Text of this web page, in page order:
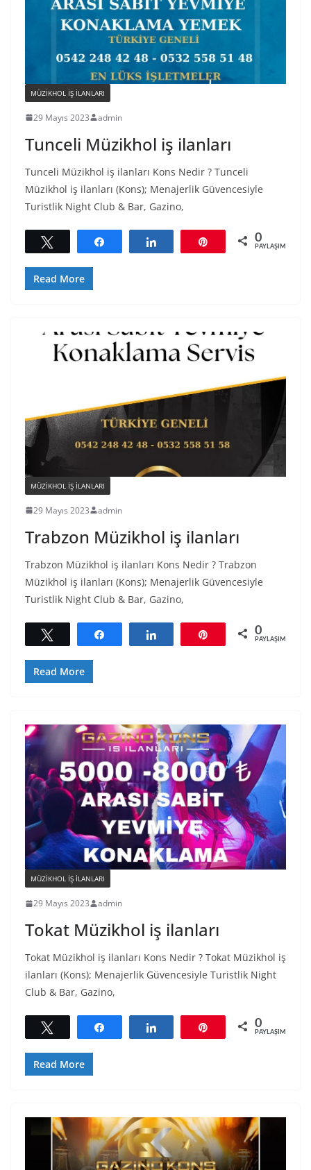
MÜZIKHOL IŞ ILANLARI
29 Mayıs 2023 admin
Tunceli Müzikhol iş ilanları
Tunceli Müzikhol iş ilanları Kons Nedir ? Tunceli
Müzikhol iş ilanları (Kons); Menajerlik Güvencesiyle
Turistlik Night Club & Bar, Gazino,
Tweetle 0
PAYLAŞIMLAR
Read More
MÜZIKHOL IŞ ILANLARI
29 Mayıs 2023 admin
Trabzon Müzikhol iş ilanları
Trabzon Müzikhol iş ilanları Kons Nedir ? Trabzon
Müzikhol iş ilanları (Kons); Menajerlik Güvencesiyle
Turistlik Night Club & Bar, Gazino,
Tweetle 0
PAYLAŞIMLAR
Read More
MÜZIKHOL IŞ ILANLARI
29 Mayıs 2023 admin
Tokat Müzikhol iş ilanları
Tokat Müzikhol iş ilanları Kons Nedir ? Tokat Müzikhol iş
ilanları (Kons); Menajerlik Güvencesiyle Turistlik Night
Club & Bar, Gazino,
Tweetle 0
PAYLAŞIMLAR
Read More